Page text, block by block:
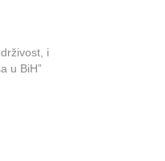
i
u BiH”